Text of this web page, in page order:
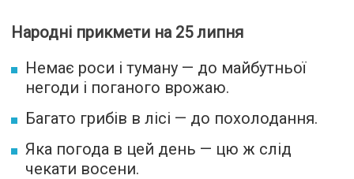
Народні прикмети на 25 липня
Немає роси і туману — до майбутньої
негоди і поганого врожаю.
Багато грибів в лісі — до похолодання.
Яка погода в цей день — цю ж слід
чекати восени.